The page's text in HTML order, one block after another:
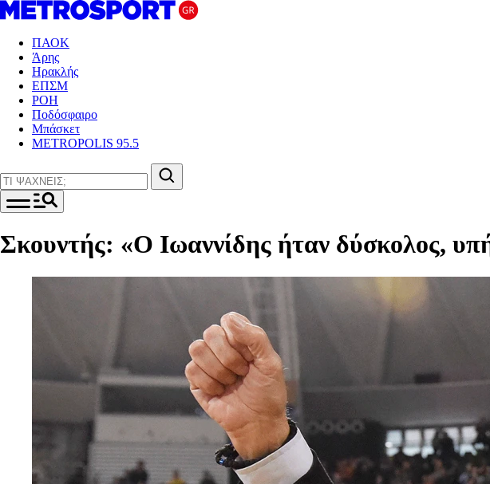
ΠΑΟΚ
Άρης
Ηρακλής
ΕΠΣΜ
ΡΟΗ
Ποδόσφαιρο
Μπάσκετ
METROPOLIS 95.5
Σκουντής: «Ο Ιωαννίδης ήταν δύσκολος,